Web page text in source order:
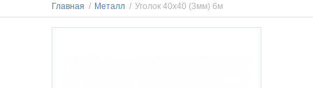
Главная / Металл / Уголок 40х40 (3мм) 6м